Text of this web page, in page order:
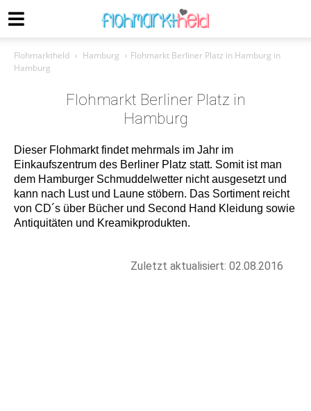
Flohmarktheld Hamburg
Flohmarkt Berliner Platz in Hamburg in
Hamburg
Flohmarkt Berliner Platz in
Hamburg
Dieser Flohmarkt findet mehrmals im Jahr im
Einkaufszentrum des Berliner Platz statt. Somit ist man
dem Hamburger Schmuddelwetter nicht ausgesetzt und
kann nach Lust und Laune stöbern. Das Sortiment reicht
von CD´s über Bücher und Second Hand Kleidung sowie
Antiquitäten und Kreamikprodukten.
Zuletzt aktualisiert: 02.08.2016